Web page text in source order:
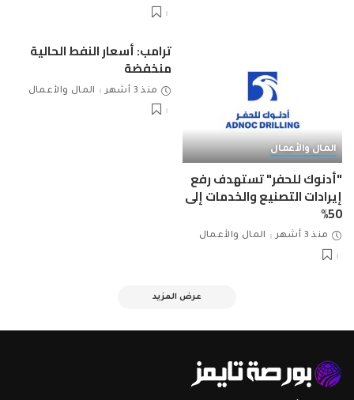
المال والأعمال
"أدنوك للحفر" تستهدف رفع
إيرادات التصنيع والخدمات إلى
50%
منذ 3 أشهر المال والأعمال
ترامب: أسعار النفط الحالية
منخفضة
منذ 3 أشهر المال والأعمال
عرض المزيد